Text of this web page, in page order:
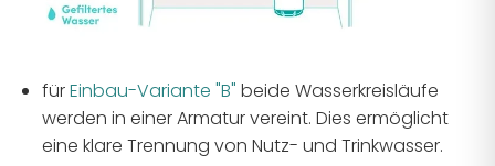
fürEinbau-Variante "B" beide Wasserkreisläufe
werden in einer Armatur vereint. Dies ermöglicht
eine klare Trennung von Nutz- und Trinkwasser.